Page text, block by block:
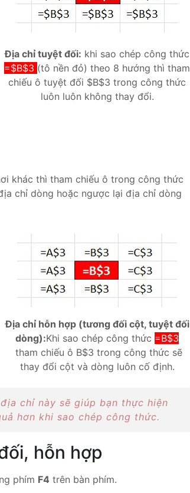
Địa chỉ tuyệt đối: khi sao chép công thức
=$B$3 (tô nền đỏ) theo 8 hướng thì tham
chiếu ô tuyệt đối $B$3 trong công thức
luôn luôn không thay đổi.
khác thì tham chiếu ô trong công thức
chỉ dòng hoặc ngược lại địa chỉ dòng
Địa chỉ hỗn hợp (tương đối cột, tuyệt đối
dòng):Khi sao chép công thức =B$3
tham chiếu ô B$3 trong công thức sẽ
thay đổi cột và dòng luôn cố định.
chỉ này sẽ giúp bạn thực hiện
hơn khi sao chép công thức.
hỗn hợp
phím F4 trên bàn phím.